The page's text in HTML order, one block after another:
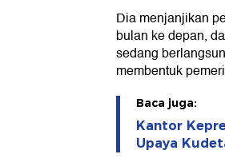
Dia menjanjikan
bulan ke depan,
sedang
membentuk
Baca juga:
Kantor
Upaya